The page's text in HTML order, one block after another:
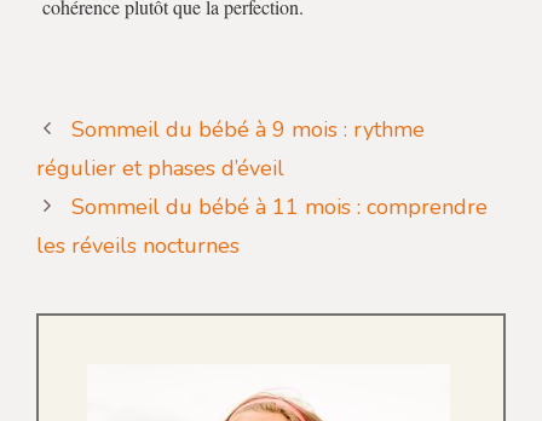
cohérence plutôt que la perfection.
Sommeil du bébé à 9 mois : rythme
régulier et phases d’éveil
Sommeil du bébé à 11 mois : comprendre
les réveils nocturnes